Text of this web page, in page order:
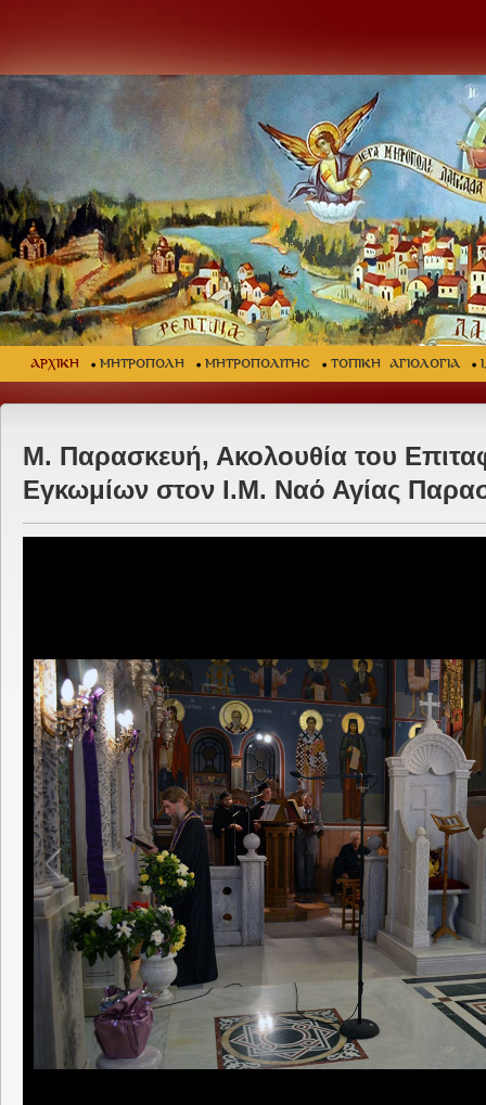
ΑΡΧΙΚΗ ΜΗΤΡΟΠΟΛΗ ΜΗΤΡΟΠΟΛΙΤΗΣ ΤΟΠΙΚΗ ΑΓΙΟΛΟΓΙΑ
Μ. Παρασκευή, Ακολουθία του
Εγκωμίων στον Ι.Μ. Ναό Αγίας